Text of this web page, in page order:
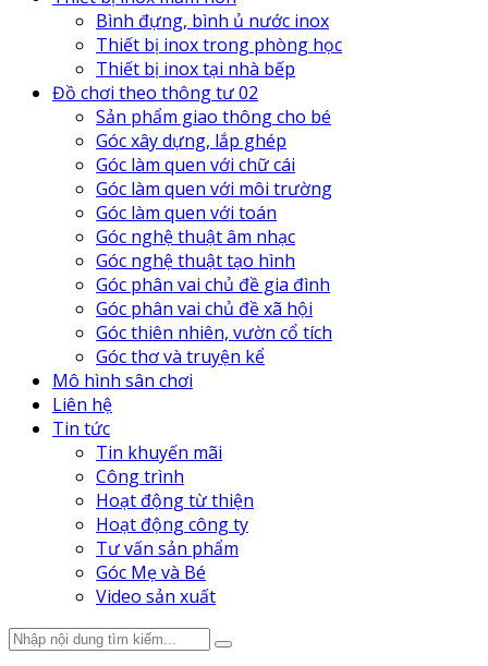
Bình đựng, bình ủ nước inox
Thiết bị inox trong phòng học
Thiết bị inox tại nhà bếp
Đồ chơi theo thông tư 02
Sản phẩm giao thông cho bé
Góc xây dựng, lắp ghép
Góc làm quen với chữ cái
Góc làm quen với môi trường
Góc làm quen với toán
Góc nghệ thuật âm nhạc
Góc nghệ thuật tạo hình
Góc phân vai chủ đề gia đình
Góc phân vai chủ đề xã hội
Góc thiên nhiên, vườn cổ tích
Góc thơ và truyện kể
Mô hình sân chơi
Liên hệ
Tin tức
Tin khuyến mãi
Công trình
Hoạt động từ thiện
Hoạt động công ty
Tư vấn sản phẩm
Góc Mẹ và Bé
Video sản xuất